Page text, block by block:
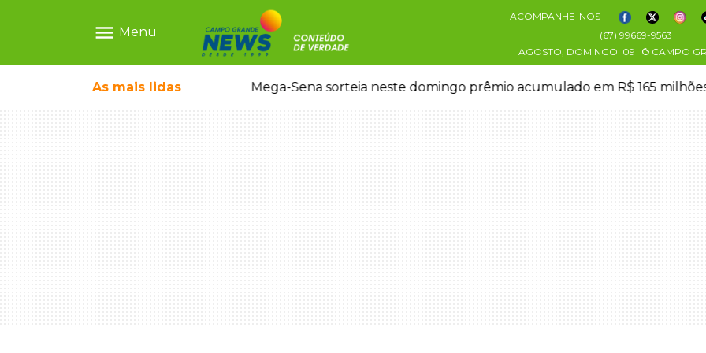
menu Menu
ACOMPANHE-NOS
(67) 99669-9563
AGOSTO, DOMINGO 09 CAMPO
As mais lidas Mega-Sena sorteia neste domingo prêmio acumulado em R$ 165